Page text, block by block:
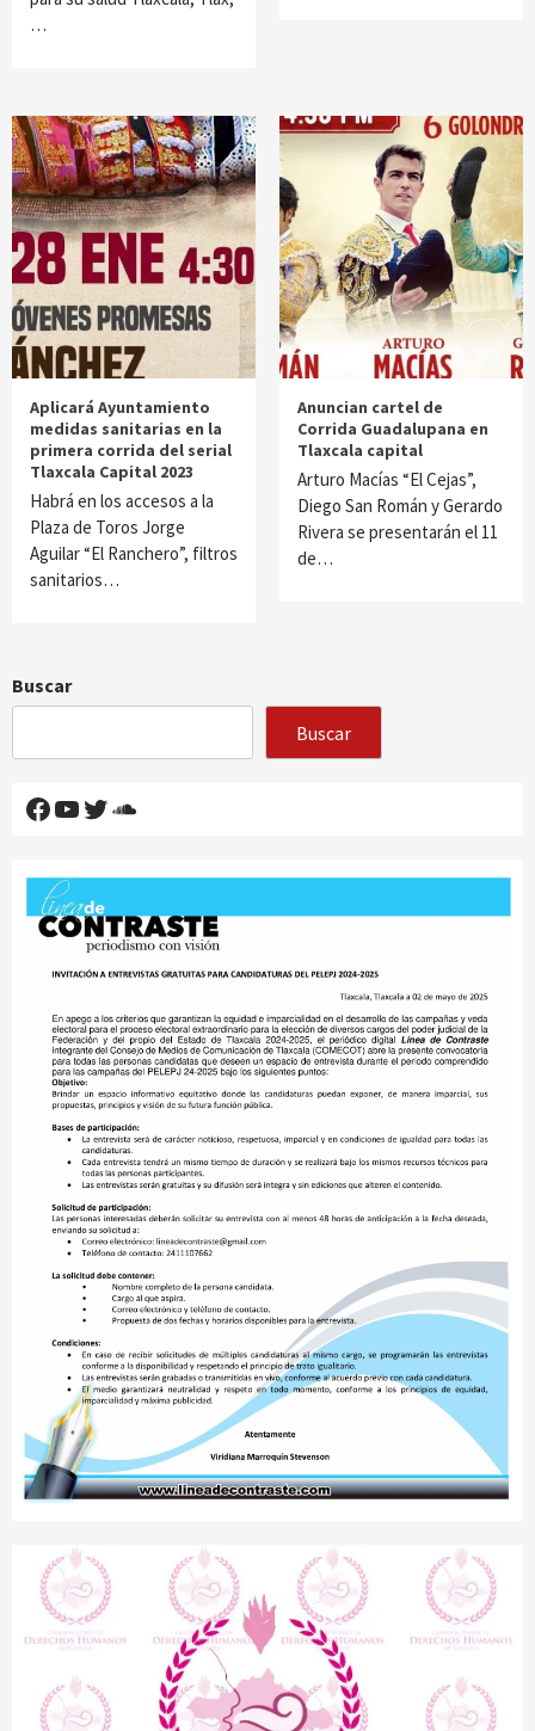
…
Aplicará Ayuntamiento
medidas sanitarias en la
primera corrida del serial
Tlaxcala Capital 2023
Habrá en los accesos a la
Plaza de Toros Jorge
Aguilar “El Ranchero”, filtros
sanitarios…
Anuncian cartel de
Corrida Guadalupana en
Tlaxcala capital
Arturo Macías “El Cejas”,
Diego San Román y Gerardo
Rivera se presentarán el 11
de…
Buscar
Buscar
Facebook
YouTube
Twitter
SoundCloud